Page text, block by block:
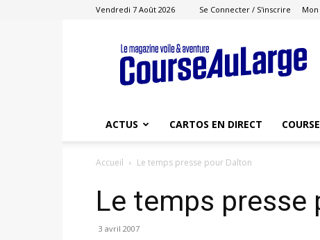
Vendredi 7 Août 2026 Se Connecter / S'inscrire
Course
au
Large
ACTUS CARTOS EN DIRECT
Accueil Le temps presse pour Dalton
Le temps presse
3 avril 2007